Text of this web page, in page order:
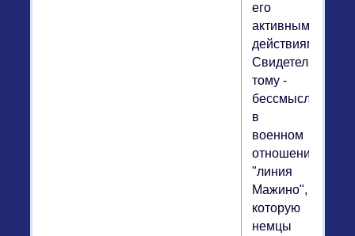
его
активными
действиями.
Свидетельство
тому -
бессмысленная
в
военном
отношении
"линия
Мажино",
которую
немцы